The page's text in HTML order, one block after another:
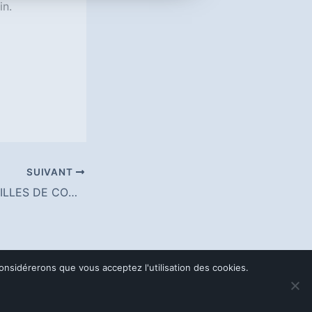
SUIVANT
PROMOTION LENTILLES DE CONTACT
que vous acceptez l'utilisation des cookies.